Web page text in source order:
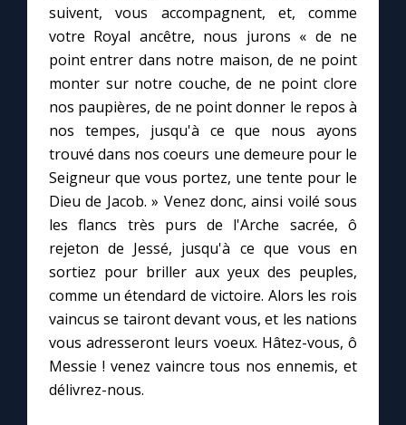
Prier au quotidien
Avec Thérèse de Lisieux
L'Évangile chaque jour
Les premiers samedis du mois
Marie qui défait les nœuds
Me consacrer à Jésus par Marie
Mes intentions de prière
Une Minute avec Marie
suivent, vous accompagnent, et, comme
votre Royal ancêtre, nous jurons « de ne
point entrer dans notre maison, de ne point
monter sur notre couche, de ne point clore
nos paupières, de ne point donner le repos à
nos tempes, jusqu'à ce que nous ayons
trouvé dans nos coeurs une demeure pour le
Seigneur que vous portez, une tente pour le
Dieu de Jacob. » Venez donc, ainsi voilé sous
les flancs très purs de l'Arche sacrée, ô
rejeton de Jessé, jusqu'à ce que vous en
sortiez pour briller aux yeux des peuples,
comme un étendard de victoire. Alors les rois
vaincus se tairont devant vous, et les nations
vous adresseront leurs voeux. Hâtez-vous, ô
Messie ! venez vaincre tous nos ennemis, et
délivrez-nous.